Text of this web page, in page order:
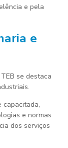
e pela
e
se destaca
capacitada,
e normas
dos serviços